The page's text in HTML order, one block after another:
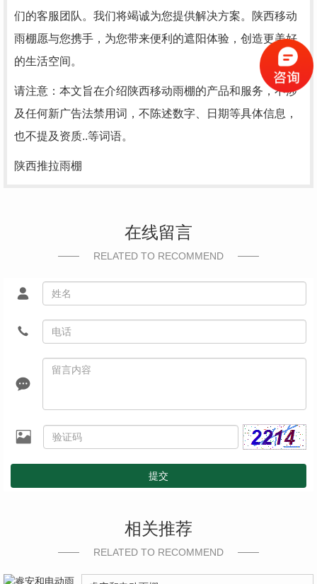
们的客服团队。我们将竭诚为您提供解决方案。陕西移动
雨棚愿与您携手，为您带来便利的遮阳体验，创造更美好
的生活空间。
请注意：本文旨在介绍陕西移动雨棚的产品和服务，不涉
及任何新广告法禁用词，不陈述数字、日期等具体信息，
也不提及资质..等词语。
陕西推拉雨棚
在线留言
RELATED TO RECOMMEND
提交
相关推荐
RELATED TO RECOMMEND